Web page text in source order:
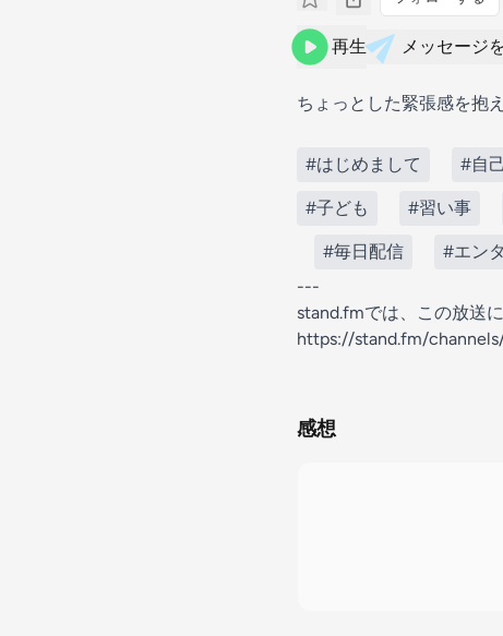
再生 メッセージ
ちょっとした緊張感を抱
#はじめまして #自
#子ども #習い事
#毎日配信 #エン
---
stand.fmでは、この放送
https://stand.fm/
感想